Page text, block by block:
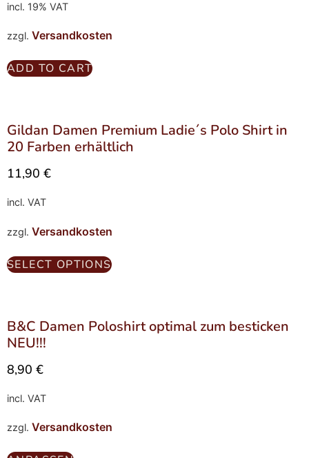
incl. 19% VAT
zzgl. Versandkosten
ADD TO CART
Gildan Damen Premium Ladie´s Polo Shirt in
20 Farben erhältlich
11,90 €
incl. VAT
zzgl. Versandkosten
SELECT OPTIONS
B&C Damen Poloshirt optimal zum besticken
NEU!!!
8,90 €
incl. VAT
zzgl. Versandkosten